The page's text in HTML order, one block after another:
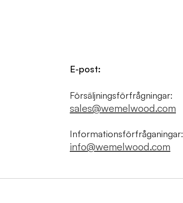
E-post:
Försäljningsförfrågningar:
sales@wemelwood.com
Informationsförfråganingar:
info@wemelwood.com